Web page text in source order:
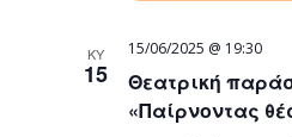
ΚΥ
15
Θεατρική
«Παίρνοντας
15/06/2025 @ 19:30